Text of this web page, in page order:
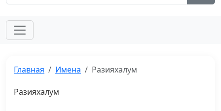
Главная Имена Разияхалум
Разияхалум